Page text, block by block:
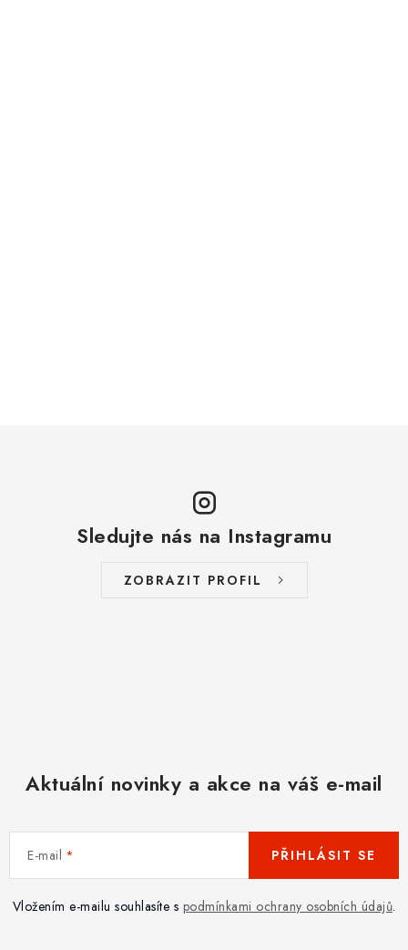
Sledujte nás na Instagramu
ZOBRAZIT PROFIL
Aktuální novinky a akce na váš e-mail
E-mail
Vložením e-mailu souhlasíte s podmínkami ochrany osobních údajů.
PŘIHLÁSIT SE